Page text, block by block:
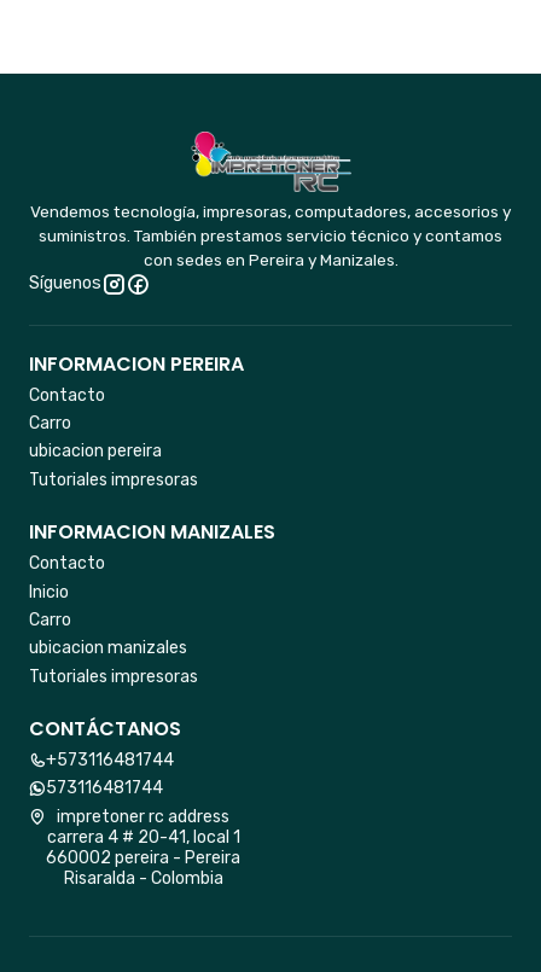
Vendemos tecnología, impresoras, computadores, accesorios y
suministros. También prestamos servicio técnico y contamos
con sedes en Pereira y Manizales.
Síguenos
INFORMACION PEREIRA
Contacto
Carro
ubicacion pereira
Tutoriales impresoras
INFORMACION MANIZALES
Contacto
Inicio
Carro
ubicacion manizales
Tutoriales impresoras
CONTÁCTANOS
+573116481744
573116481744
impretoner rc address
carrera 4 # 20-41, local 1
660002 pereira - Pereira
Risaralda - Colombia